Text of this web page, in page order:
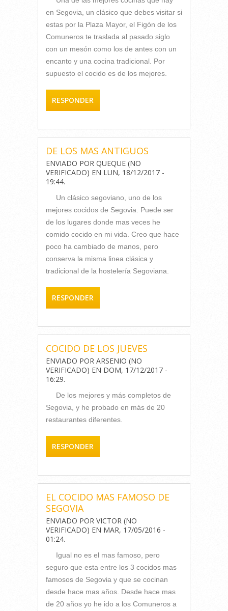
Una de las mejores cocinas que hay
en Segovia, un clásico que debes visitar si
estas por la Plaza Mayor, el Figón de los
Comuneros te traslada al pasado siglo
con un mesón como los de antes con un
encanto y una cocina tradicional. Por
supuesto el cocido es de los mejores.
RESPONDER
DE LOS MAS ANTIGUOS
ENVIADO POR QUEQUE (NO
VERIFICADO) EN LUN, 18/12/2017 -
19:44.
Un clásico segoviano, uno de los
mejores cocidos de Segovia. Puede ser
de los lugares donde mas veces he
comido cocido en mi vida. Creo que hace
poco ha cambiado de manos, pero
conserva la misma linea clásica y
tradicional de la hostelería Segoviana.
RESPONDER
COCIDO DE LOS JUEVES
ENVIADO POR ARSENIO (NO
VERIFICADO) EN DOM, 17/12/2017 -
16:29.
De los mejores y más completos de
Segovia, y he probado en más de 20
restaurantes diferentes.
RESPONDER
EL COCIDO MAS FAMOSO DE
SEGOVIA
ENVIADO POR VICTOR (NO
VERIFICADO) EN MAR, 17/05/2016 -
01:24.
Igual no es el mas famoso, pero
seguro que esta entre los 3 cocidos mas
famosos de Segovia y que se cocinan
desde hace mas años. Desde hace mas
de 20 años yo he ido a los Comuneros a